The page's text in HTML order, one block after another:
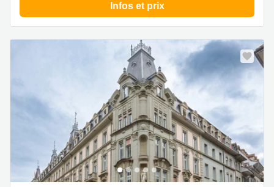
Infos et prix